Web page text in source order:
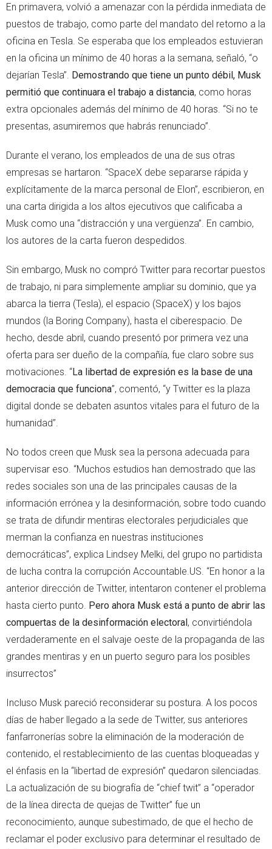
En primavera, volvió a amenazar con la pérdida inmediata de
puestos de trabajo, como parte del mandato del retorno a la
oficina en Tesla. Se esperaba que los empleados estuvieran
en la oficina un mínimo de 40 horas a la semana, señaló, “o
dejarían Tesla”. Demostrando que tiene un punto débil, Musk
permitió que continuara el trabajo a distancia, como horas
extra opcionales además del mínimo de 40 horas. “Si no te
presentas, asumiremos que habrás renunciado”.
Durante el verano, los empleados de una de sus otras
empresas se hartaron. “SpaceX debe separarse rápida y
explícitamente de la marca personal de Elon”, escribieron, en
una carta dirigida a los altos ejecutivos que calificaba a
Musk como una “distracción y una vergüenza”. En cambio,
los autores de la carta fueron despedidos.
Sin embargo, Musk no compró Twitter para recortar puestos
de trabajo, ni para simplemente ampliar su dominio, que ya
abarca la tierra (Tesla), el espacio (SpaceX) y los bajos
mundos (la Boring Company), hasta el ciberespacio. De
hecho, desde abril, cuando presentó por primera vez una
oferta para ser dueño de la compañía, fue claro sobre sus
motivaciones. “La libertad de expresión es la base de una
democracia que funciona”, comentó, “y Twitter es la plaza
digital donde se debaten asuntos vitales para el futuro de la
humanidad”.
No todos creen que Musk sea la persona adecuada para
supervisar eso. “Muchos estudios han demostrado que las
redes sociales son una de las principales causas de la
información errónea y la desinformación, sobre todo cuando
se trata de difundir mentiras electorales perjudiciales que
merman la confianza en nuestras instituciones
democráticas”, explica Lindsey Melki, del grupo no partidista
de lucha contra la corrupción Accountable.US. “En honor a la
anterior dirección de Twitter, intentaron contener el problema
hasta cierto punto. Pero ahora Musk está a punto de abrir las
compuertas de la desinformación electoral, convirtiéndola
verdaderamente en el salvaje oeste de la propaganda de las
grandes mentiras y en un puerto seguro para los posibles
insurrectos”
Incluso Musk pareció reconsiderar su postura. A los pocos
días de haber llegado a la sede de Twitter, sus anteriores
fanfarronerías sobre la eliminación de la moderación de
contenido, el restablecimiento de las cuentas bloqueadas y
el énfasis en la “libertad de expresión” quedaron silenciadas.
La actualización de su biografía de “chief twit” a “operador
de la línea directa de quejas de Twitter” fue un
reconocimiento, aunque subestimado, de que el hecho de
reclamar el poder exclusivo para determinar el resultado de